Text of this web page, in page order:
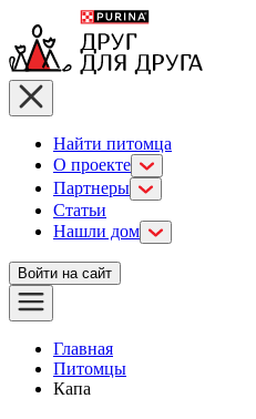
Найти питомца
О проекте
Партнеры
Статьи
Нашли дом
Войти на сайт
Главная
Питомцы
Капа